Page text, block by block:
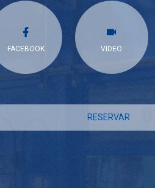
FACEBOOK VIDEO
RESERVAR